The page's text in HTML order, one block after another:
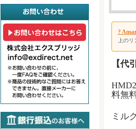
?
上の
【代
料無
ミル